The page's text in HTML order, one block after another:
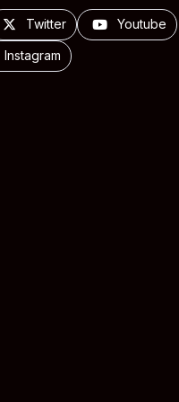
Twitter Youtube
Instagram